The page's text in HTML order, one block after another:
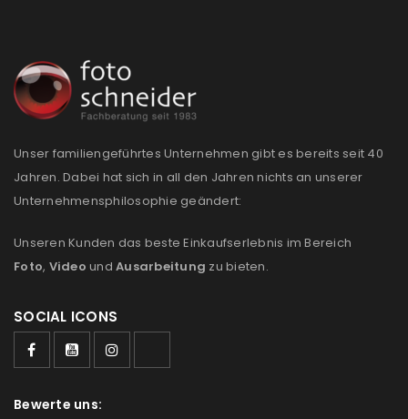
Ich stimme zu
Ja, ich möchte ein Kundenkonto eröffnen und
Unser familiengeführtes Unternehmen gibt es bereits seit 40
Jahren. Dabei hat sich in all den Jahren nichts an unserer
Unternehmensphilosophie geändert:
Unseren Kunden das beste Einkaufserlebnis im Bereich
Foto, Video und Ausarbeitung zu bieten.
SOCIAL ICONS
Bewerte uns: